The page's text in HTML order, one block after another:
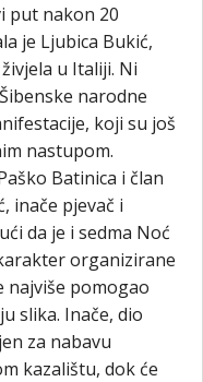
put nakon 20
je Ljubica Bukić,
u Italiji. Ni
narodne
koji su još
nastupom.
Batinica i član
inače pjevač i
da je i sedma Noć
organizirane
najviše pomogao
slika. Inače, dio
za nabavu
kazalištu, dok će